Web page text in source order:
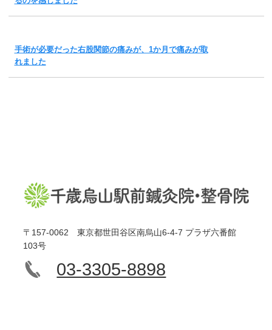
手術が必要だった右股関節の痛みが、1か月で痛みが取
れました
〒157-0062 東京都世田谷区南烏山6-4-7 プラザ六番館
103号
03-3305-8898